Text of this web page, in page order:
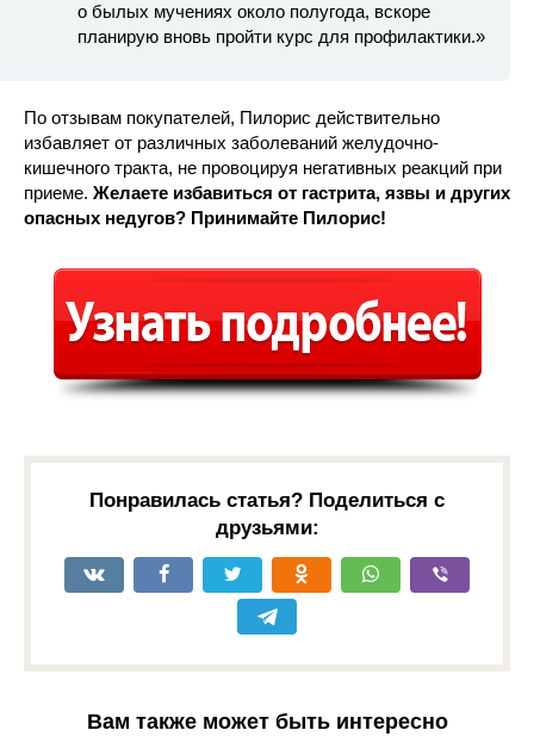
о былых мучениях около полугода, вскоре
планирую вновь пройти курс для профилактики.»
По отзывам покупателей, Пилорис действительно
избавляет от различных заболеваний желудочно-
кишечного тракта, не провоцируя негативных реакций при
приеме. Желаете избавиться от гастрита, язвы и других
опасных недугов? Принимайте Пилорис!
Понравилась статья? Поделиться с
друзьями:
Вам также может быть интересно